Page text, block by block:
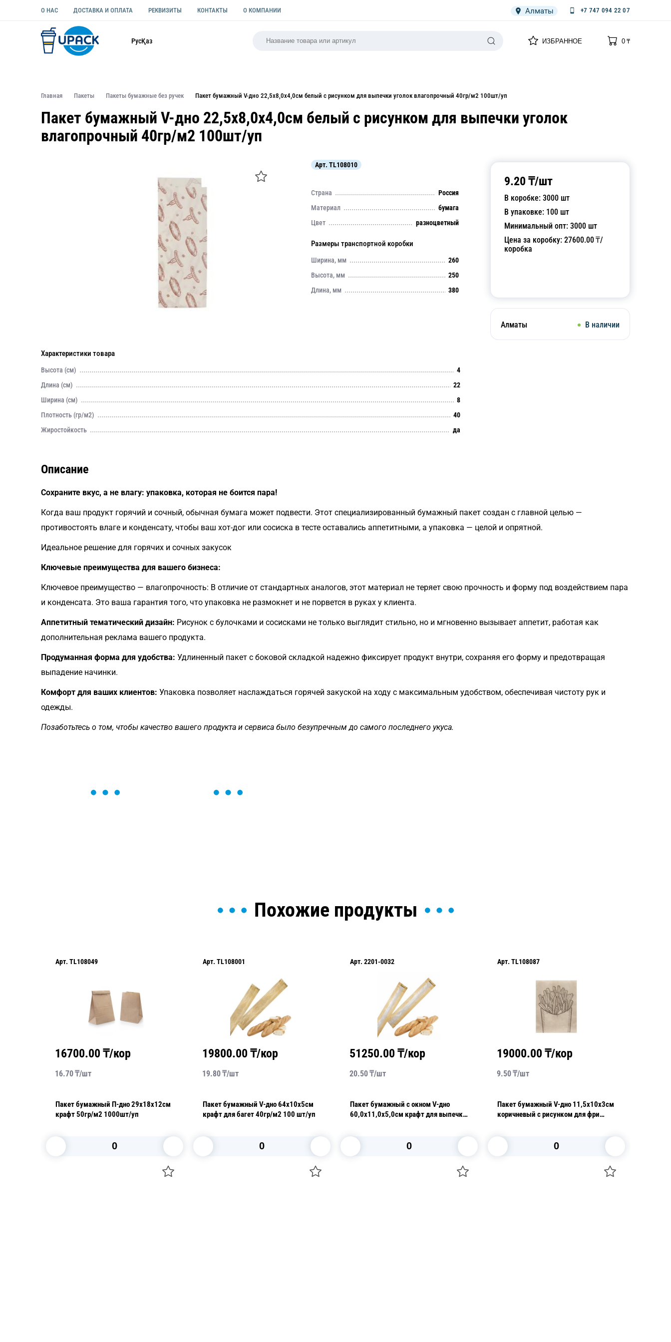
О НАС ДОСТАВКА И ОПЛАТА РЕКВИЗИТЫ КОНТАКТЫ О КОМПАНИИ Алматы +7 747 094 22 07
РусҚаз ИЗБРАННОЕ
0
0₸
Главная Пакеты Пакеты бумажные без ручек Пакет бумажный V-дно 22,5х8,0х4,0см белый с рисунком для выпечки уголок влагопрочный 40гр/м2 100шт/уп
Пакет бумажный V-дно 22,5х8,0х4,0см белый с рисунком для выпечки уголок
влагопрочный 40гр/м2 100шт/уп
9.20 ₸/шт
В коробке: 3000 шт
В упаковке: 100 шт
Минимальный опт: 3000 шт
Цена за коробку: 27600.00₸/
коробка
Алматы В наличии
Арт. TL108010
Страна
Россия
Материал
бумага
Цвет
разноцветный
Размеры транспортной коробки
Ширина, мм
260
Высота, мм
250
Длина, мм
380
Характеристики товара
Высота (см)
4
Длина (см)
22
Ширина (см)
8
Плотность (гр/м2)
40
Жиростойкость
да
Описание
Сохраните вкус, а не влагу: упаковка, которая не боится пара!
Когда ваш продукт горячий и сочный, обычная бумага может подвести. Этот специализированный бумажный пакет создан с главной целью —
противостоять влаге и конденсату, чтобы ваш хот-дог или сосиска в тесте оставались аппетитными, а упаковка — целой и опрятной.
Идеальное решение для горячих и сочных закусок
Ключевые преимущества для вашего бизнеса:
Ключевое преимущество — влагопрочность: В отличие от стандартных аналогов, этот материал не теряет свою прочность и форму под воздействием пара
и конденсата. Это ваша гарантия того, что упаковка не размокнет и не порвется в руках у клиента.
Аппетитный тематический дизайн: Рисунок с булочками и сосисками не только выглядит стильно, но и мгновенно вызывает аппетит, работая как
дополнительная реклама вашего продукта.
Продуманная форма для удобства: Удлиненный пакет с боковой складкой надежно фиксирует продукт внутри, сохраняя его форму и предотвращая
выпадение начинки.
Комфорт для ваших клиентов: Упаковка позволяет наслаждаться горячей закуской на ходу с максимальным удобством, обеспечивая чистоту рук и
одежды.
Позаботьтесь о том, чтобы качество вашего продукта и сервиса было безупречным до самого последнего укуса.
Похожие продукты
Арт. TL108049
16700.00 ₸/кор
16.70₸/шт
Пакет бумажный П-дно 29х18х12см
крафт 50гр/м2 1000шт/уп
Арт. TL108001
19800.00 ₸/кор
19.80₸/шт
Пакет бумажный V-дно 64х10х5см
крафт для багет 40гр/м2 100 шт/уп
Арт. 2201-0032
51250.00 ₸/кор
20.50₸/шт
Пакет бумажный с окном V-дно
60,0х11,0х5,0см крафт для выпечки
Арт. TL108087
19000.00 ₸/кор
9.50₸/шт
Пакет бумажный V-дно 11,5х10х3см
коричневый с рисунком для фри
2000шт/кор